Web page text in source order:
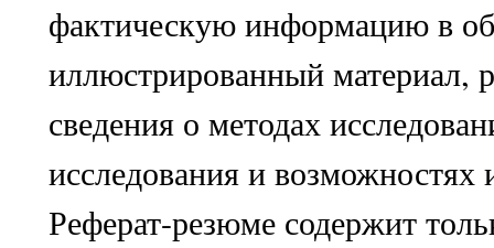
фактическую информацию в
иллюстрированный материал,
сведения о методах
исследования и
Реферат-резюме содержит